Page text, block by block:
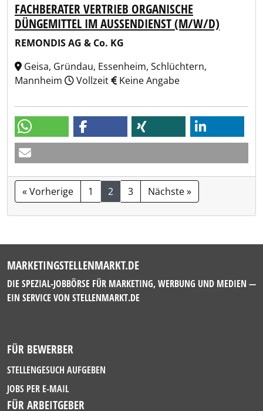
FACHBERATER VERTRIEB ORGANISCHE
DÜNGEMITTEL IM AUSSENDIENST (M/W/D)
REMONDIS AG & Co. KG
Geisa, Gründau, Essenheim, Schlüchtern,
Mannheim
Vollzeit Keine Angabe
« Vorherige 1 2 3 Nächste »
MARKETINGSTELLENMARKT.DE
DIE SPEZIAL-JOBBÖRSE FÜR MARKETING, WERBUNG UND MEDIEN —
EIN SERVICE VON STELLENMARKT.DE
FÜR BEWERBER
STELLENGESUCH AUFGEBEN
JOBS PER E-MAIL
FÜR ARBEITGEBER